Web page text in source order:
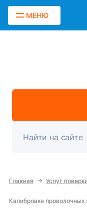
МЕНЮ
Главная → Услуг
Калибровка проволочных